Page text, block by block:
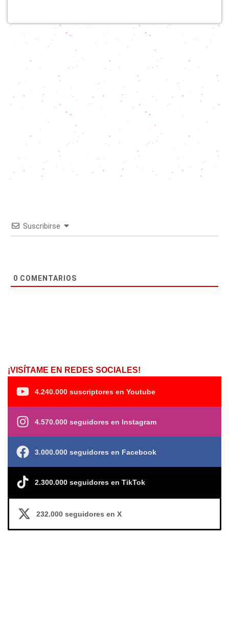
Suscribirse
0 COMENTARIOS
¡VISÍTAME EN REDES SOCIALES!
4.240.000 suscriptores en Youtube
4.570.000 seguidores en Instagram
3.000.000 seguidores en Facebook
2.300.000 seguidores en TikTok
232.000 seguidores en X